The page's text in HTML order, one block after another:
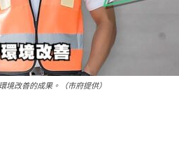
改善的成果。（市府提供）